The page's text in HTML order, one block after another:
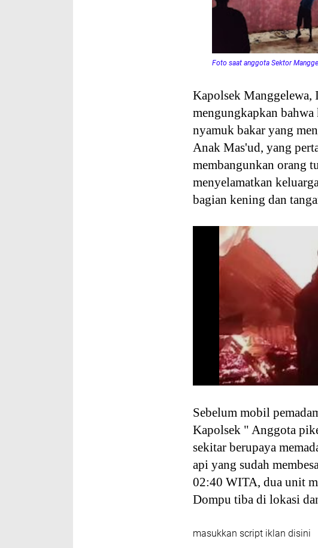
Foto saat anggota Sektor
Kapolsek
mengungkapkan
nyamuk bakar yang
Anak Mas'ud, yang
membangunkan orang
menyelamatkan
bagian kening dan
Sebelum mobil
Kapolsek " Anggota
sekitar berupaya
api yang sudah
02:40 WITA, dua unit
Dompu tiba di lokasi
masukkan script iklan disini